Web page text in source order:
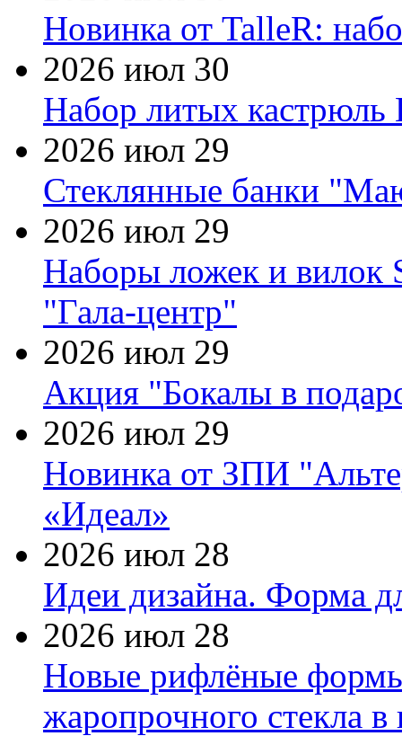
Новинка от TalleR:
2026 июл 30
Набор литых кастрюль
2026 июл 29
Стеклянные банки
2026 июл 29
Наборы ложек и вилок
"Гала-центр"
2026 июл 29
Акция "Бокалы в
2026 июл 29
Новинка от ЗПИ
«Идеал»
2026 июл 28
Идеи дизайна. Форма
2026 июл 28
Новые рифлёные формы
жаропрочного стекла